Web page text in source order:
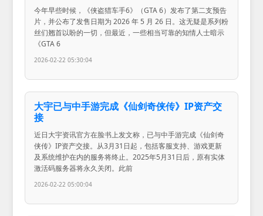
今年早些时候，《侠盗猎车手6》（GTA 6）发布了第二支预告
片，并公布了发售日期为 2026 年 5 月 26 日。这无疑是系列粉
丝们翘首以盼的一切，但最近，一些相当可靠的知情人士暗示
《GTA 6
2026-02-22 05:30:04
大宇已与中手游完成《仙剑奇侠传》IP资产交
接
近日大宇资讯官方在脸书上发文称，已与中手游完成《仙剑奇
侠传》IP资产交接。从3月31日起，包括客服支持、游戏更新
及系统维护在内的服务将终止。2025年5月31日后，原有实体
激活码服务器将永久关闭。此前
2026-02-22 05:00:04